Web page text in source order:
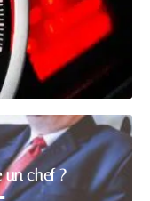
un chef ?